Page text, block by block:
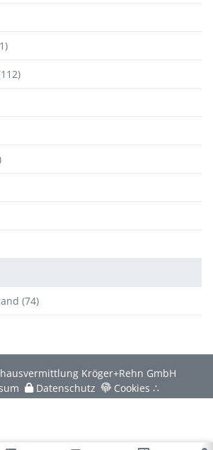
(74)
Kröger+Rehn GmbH
Datenschutz Cookies ∴